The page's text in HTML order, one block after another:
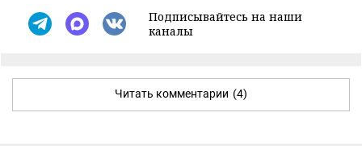
Подписывайтесь на наши
каналы
Читать комментарии (4)